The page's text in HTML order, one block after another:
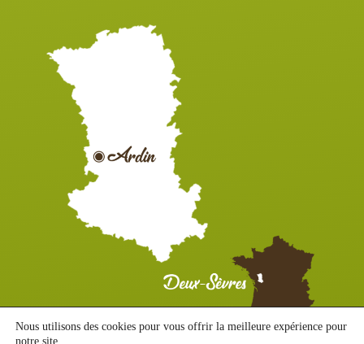
Nous utilisons des cookies pour vous offrir la meilleure expérience pour
notre site.